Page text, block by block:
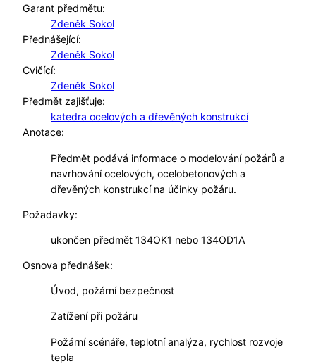
Garant předmětu:
Zdeněk Sokol
Přednášející:
Zdeněk Sokol
Cvičící:
Zdeněk Sokol
Předmět zajišťuje:
katedra ocelových a dřevěných konstrukcí
Anotace:
Předmět podává informace o modelování požárů a
navrhování ocelových, ocelobetonových a
dřevěných konstrukcí na účinky požáru.
Požadavky:
ukončen předmět 134OK1 nebo 134OD1A
Osnova přednášek:
Úvod, požární bezpečnost
Zatížení při požáru
Požární scénáře, teplotní analýza, rychlost rozvoje
tepla